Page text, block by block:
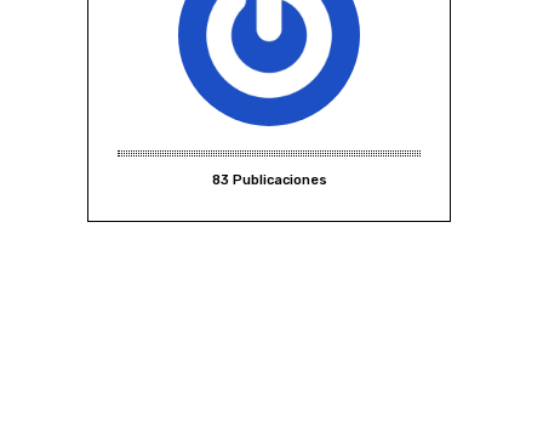
83 Publicaciones